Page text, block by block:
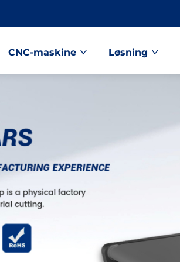
CNC-maskine Løsning